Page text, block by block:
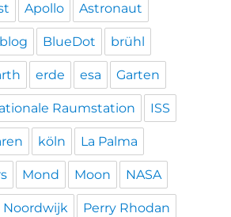
Apollo Astronaut
blog BlueDot brühl
erde esa Garten
Raumstation ISS
köln La Palma
Mond Moon NASA
Noordwijk Perry Rhodan